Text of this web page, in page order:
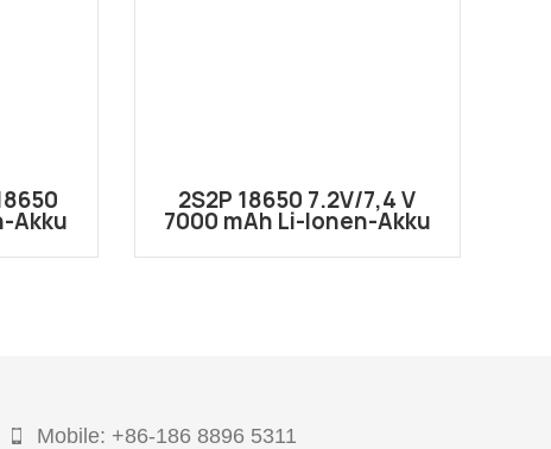
Akku
mAh
2S2P 18650 7.2V/7,4 V
7000 mAh Li-Ionen-Akku
Stecker
Mobile: +86-186 8896 5311